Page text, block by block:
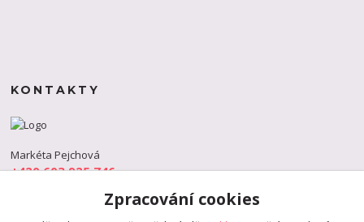
KONTAKTY
Markéta Pejchová
+420 603 925 746
info@s-dance.cz
Zpracování cookies